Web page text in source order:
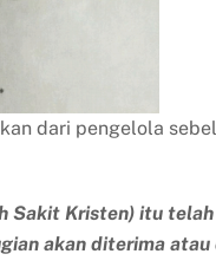
dari pengelola
Sakit Kristen) itu
akan diterima